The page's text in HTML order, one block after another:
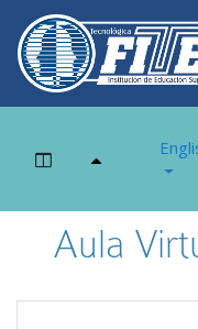
Side panel
Aula